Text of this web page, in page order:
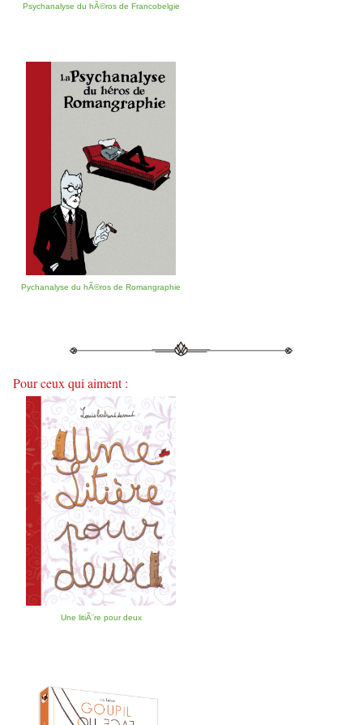
Psychanalyse du hÃ©ros de Francobelgie
Pychanalyse du hÃ©ros de Romangraphie
Pour ceux qui aiment :
Une litiÃ¨re pour deux